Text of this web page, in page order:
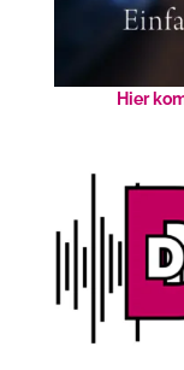
Hier